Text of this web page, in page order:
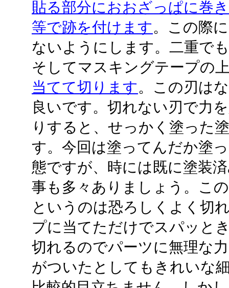
貼る部分におおざっぱに巻
等で跡を付けます。この際
ないようにします。二重で
そしてマスキングテープの
当てて切ります。この刃は
良いです。切れない刃で力
りすると、せっかく塗った
す。今回は塗ってんだか塗
態ですが、時には既に塗装
事も多々ありましょう。こ
というのは恐ろしくよく切
プに当てただけでスパッと
切れるのでパーツに無理な
がついたとしてもきれいな